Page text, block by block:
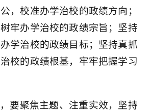
，校准办学治校的政绩方向；
牢办学治校的政绩宗旨；坚持
学治校的政绩目标；坚持真抓
校的政绩根基，牢牢把握学习
要聚焦主题、注重实效，坚持